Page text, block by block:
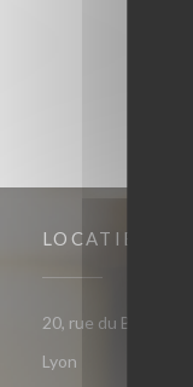
LOCATIE
20, rue du Bât
Lyon